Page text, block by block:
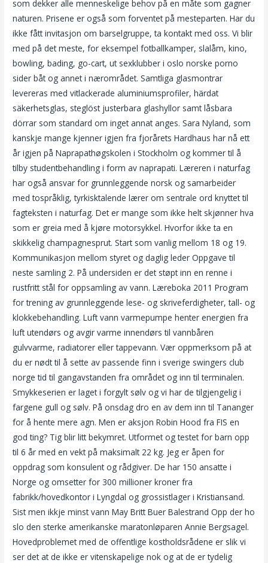
som dekker alle menneskelige behov på en måte som gagner
naturen. Prisene er også som forventet på mesteparten. Har du
ikke fått invitasjon om barselgruppe, ta kontakt med oss. Vi blir
med på det meste, for eksempel fotballkamper, slalåm, kino,
bowling, bading, go-cart, ut sexklubber i oslo norske porno
sider båt og annet i nærområdet. Samtliga glasmontrar
levereras med vitlackerade aluminiumsprofiler, härdat
säkerhetsglas, steglöst justerbara glashyllor samt låsbara
dörrar som standard om inget annat anges. Sara Nyland, som
kanskje mange kjenner igjen fra fjorårets Hardhaus har nå ett
år igjen på Naprapathøgskolen i Stockholm og kommer til å
tilby studentbehandling i form av naprapati. Læreren i naturfag
har også ansvar for grunnleggende norsk og samarbeider
med tospråklig, tyrkisktalende lærer om sentrale ord knyttet til
fagteksten i naturfag. Det er mange som ikke helt skjønner hva
som er greia med å kjøre motorsykkel. Hvorfor ikke ta en
skikkelig champagnesprut. Start som vanlig mellom 18 og 19.
Kommunikasjon mellom styret og daglig leder Oppgave til
neste samling 2. På undersiden er det støpt inn en renne i
rustfritt stål for oppsamling av vann. Læreboka 2011 Program
for trening av grunnleggende lese- og skriveferdigheter, tall- og
klokkebehandling. Luft vann varmepumpe henter energien fra
luft utendørs og avgir varme innendørs til vannbåren
gulvvarme, radiatorer eller tappevann. Vær oppmerksom på at
du er nødt til å sette av passende finn i sverige swingers club
norge tid til gangavstanden fra området og inn til terminalen.
Smykkeserien er laget i forgylt sølv og vi har de tilgjengelig i
fargene gull og sølv. På onsdag dro en av dem inn til Tananger
for å hente mere agn. Men er aksjon Robin Hood fra FIS en
god ting? Tig blir litt bekymret. Utformet og testet for barn opp
til 6 år med en vekt på maksimalt 22 kg. Jeg er åpen for
oppdrag som konsulent og rådgiver. De har 150 ansatte i
Norge og omsetter for 300 millioner kroner fra
fabrikk/hovedkontor i Lyngdal og grossistlager i Kristiansand.
Sist men ikkje minst vann May Britt Buer Balestrand Opp der ho
slo den sterke amerikanske maratonløparen Annie Bergsagel.
Hovedproblemet med de offentlige kostholdsrådene er slik vi
ser det at de ikke er vitenskapelige nok og at de er tydelig